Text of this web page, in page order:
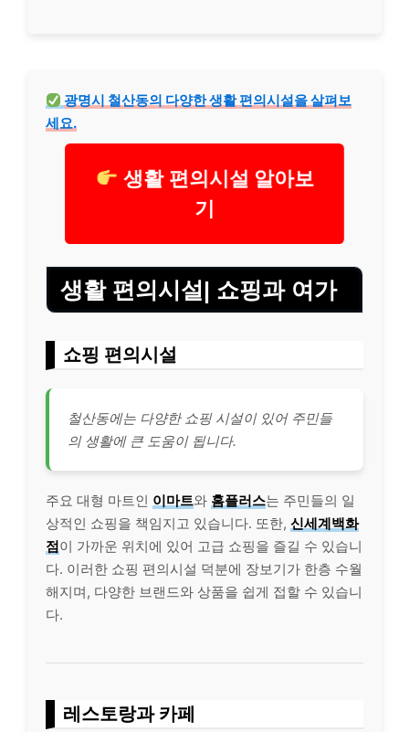
광명시 철산동의 다양한 생활 편의시설을 살펴보
세요.
생활 편의시설 알아보
기
생활 편의시설| 쇼핑과 여가
쇼핑 편의시설
철산동에는 다양한 쇼핑 시설이 있어 주민들
의 생활에 큰 도움이 됩니다.
주요 대형 마트인 이마트와 홈플러스는 주민들의 일
상적인 쇼핑을 책임지고 있습니다. 또한, 신세계백화
점이 가까운 위치에 있어 고급 쇼핑을 즐길 수 있습니
다. 이러한 쇼핑 편의시설 덕분에 장보기가 한층 수월
해지며, 다양한 브랜드와 상품을 쉽게 접할 수 있습니
다.
레스토랑과 카페